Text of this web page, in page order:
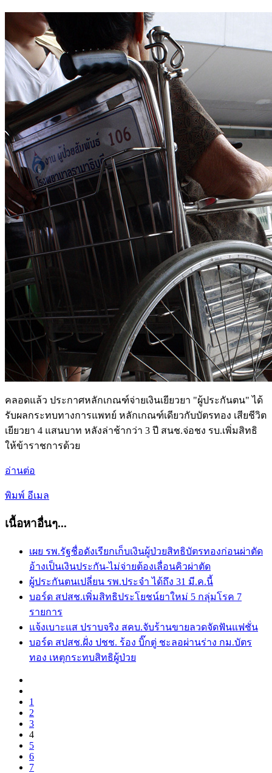
คลอดแล้ว ประกาศหลักเกณฑ์จ่ายเงินเยียวยา "ผู้ประกันตน" ได้
รับผลกระทบทางการแพทย์ หลักเกณฑ์เดียวกับบัตรทอง เสียชีวิต
เยียวยา 4 แสนบาท หลังล่าช้ากว่า 3 ปี สนช.จ่อชง รบ.เพิ่มสิทธิ
ให้ข้าราชการด้วย
อ่านต่อ
พิมพ์ อีเมล
เนื้อหาอื่นๆ...
เผย รพ.รัฐชื่อดังเรียกเก็บเงินผู้ป่วยสิทธิบัตรทองก่อนผ่าตัด
อ้างเป็นเงินประกัน-ไม่จ่ายต้องเลื่อนคิวผ่าตัด
ผู้ประกันตนเปลี่ยน รพ.ประจำ ได้ถึง 31 มี.ค.นี้
บอร์ด สปสช.เพิ่มสิทธิประโยชน์ยาใหม่ 5 กลุ่มโรค 7
รายการ
แจ้งเบาะแส ปราบจริง สคบ.จับร้านขายลวดจัดฟันแฟชั่น
บอร์ด สปสช.ฝั่ง ปชช. ร้อง บิ๊กตู่ ชะลอผ่านร่าง กม.บัตร
ทอง เหตุกระทบสิทธิผู้ป่วย
1
2
3
4
5
6
7